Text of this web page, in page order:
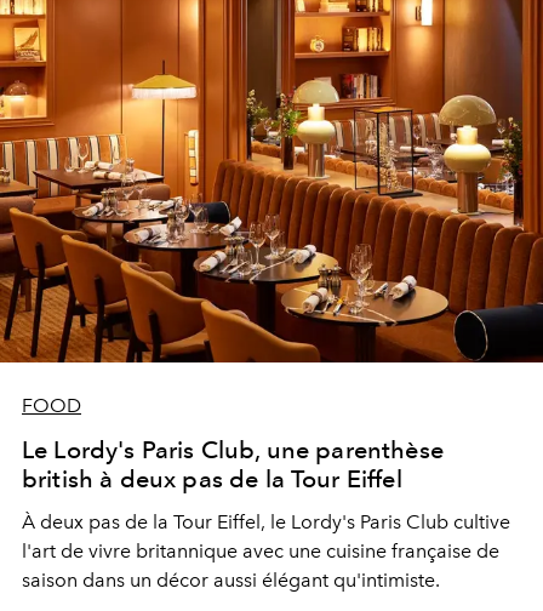
FOOD
Le Lordy's Paris Club, une parenthèse
british à deux pas de la Tour Eiffel
À deux pas de la Tour Eiffel, le Lordy's Paris Club cultive
l'art de vivre britannique avec une cuisine française de
saison dans un décor aussi élégant qu'intimiste.